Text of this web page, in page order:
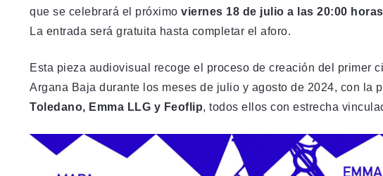
que se celebrará el próximo viernes 18 de julio a las 20:00 horas
La entrada será gratuita hasta completar el aforo.
Esta pieza audiovisual recoge el proceso de creación del primer
Argana Baja durante los meses de julio y agosto de 2024, con la
Toledano, Emma LLG y Feoflip, todos ellos con estrecha